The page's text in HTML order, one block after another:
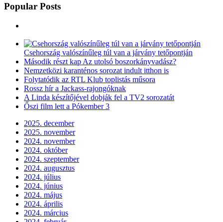
Popular Posts
Csehország valószínűleg túl van a járvány tetőpontján
Második részt kap Az utolsó boszorkányvadász?
Nemzetközi karanténos sorozat indult itthon is
Folytatódik az RTL Klub toplistás műsora
Rossz hír a Jackass-rajongóknak
A Linda készítőjével dobják fel a TV2 sorozatát
Őszi film lett a Pókember 3
2025. december
2025. november
2024. november
2024. október
2024. szeptember
2024. augusztus
2024. július
2024. június
2024. május
2024. április
2024. március